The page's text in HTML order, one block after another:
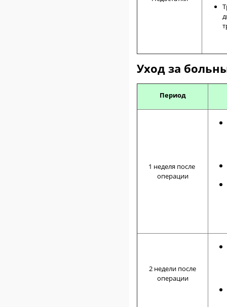
Уход за
Период
1 неделя после
операции
2 недели после
операции